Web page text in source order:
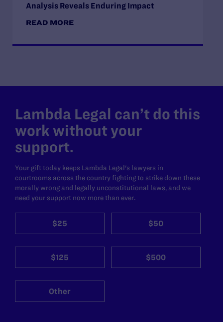
Analysis Reveals Enduring Impact
READ MORE
Lambda Legal can’t do this
work without your
support.
Your gift today keeps Lambda Legal's lawyers in
courtrooms across the country fighting to strike down these
morally wrong and legally unconstitutional laws, and we
need your support now more than ever.
$25 $50
$125 $500
Other